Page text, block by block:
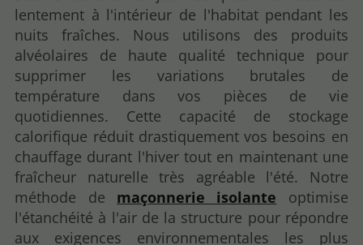
lentement à l'intérieur de l'habitat pendant les
nuits fraîches. Nous utilisons des produits
alvéolaires de haute qualité technique pour
supprimer les variations brutales de
température dans vos pièces de vie
quotidiennes. Cette capacité de stockage
calorifique réduit drastiquement vos besoins en
chauffage durant l'hiver tout en maintenant une
fraîcheur naturelle très agréable l'été. Notre
méthode de maçonnerie isolante optimise
l'étanchéité à l'air de la structure pour répondre
aux exigences environnementales les plus